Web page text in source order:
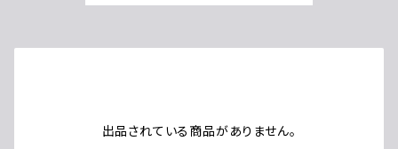
出品されている商品がありません。